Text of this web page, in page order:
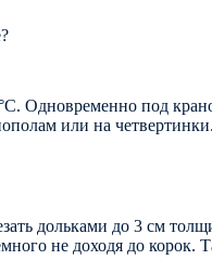
Одновременно под
или на
дольками до 3 см
не доходя до корок.